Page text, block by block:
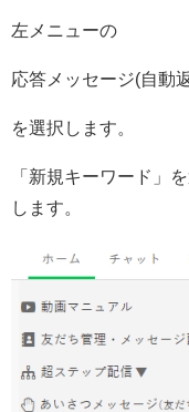
左メニューの
応答メッセージ(自動
を選択します。
「新規キーワード」
します。